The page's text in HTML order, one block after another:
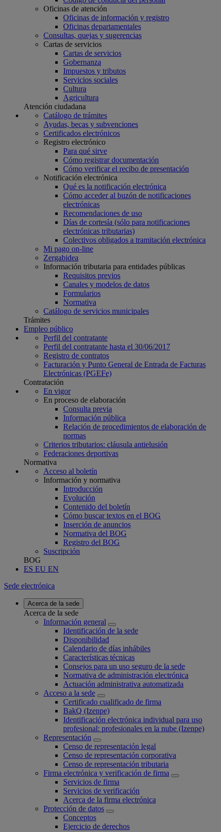
Oficinas de atención
Oficinas de información y registro
Oficinas departamentales
Consultas, quejas y sugerencias
Cartas de servicios
Cartas de servicios
Gobernanza
Impuestos y tributos
Servicios sociales
Cultura
Agricultura
Atención ciudadana
Catálogo de trámites
Ayudas, becas y subvenciones
Certificados electrónicos
Registro electrónico
Para qué sirve
Cómo registrar documentación
Cómo verificar el recibo de presentación
Notificación electrónica
Qué es la notificación electrónica
Cómo acceder al buzón de notificaciones
electrónicas
Recomendaciones de uso
Días de cortesía (sólo para notificaciones
electrónicas tributarias)
Colectivos obligados a tramitación electrónica
Mi pago on-line
Zergabidea
Información tributaria para entidades públicas
Requisitos previos
Canales y modelos de datos
Formularios
Normativa
Catálogo de servicios municipales
Trámites
Empleo público
Perfil del contratante
Perfil del contratante hasta el 30/06/2017
Registro de contratos
Facturación y Punto General de Entrada de Facturas
Electrónicas (PGEFe)
Contratación
En vigor
En proceso de elaboración
Consulta previa
Información pública
Relación de procedimientos de elaboración de
normas
Criterios tributarios: cláusula antielusión
Federaciones deportivas
Normativa
Acceso al boletín
Información y normativa
Introducción
Evolución
Contenido del boletín
Cómo buscar textos en el BOG
Inserción de anuncios
Normativa del BOG
Registro del BOG
Suscripción
BOG
ES EU EN
Sede electrónica
Acerca de la sede
Acerca de la sede
Información general
Identificación de la sede
Disponibilidad
Calendario de días inhábiles
Características técnicas
Consejos para un uso seguro de la sede
Normativa de administración electrónica
Actuación administrativa automatizada
Acceso a la sede
Certificado cualificado de firma
BakQ (Izenpe)
Identificación electrónica individual para uso
profesional: profesionales en la nube (Izenpe)
Representación
Censo de representación legal
Censo de representación corporativa
Censo de representación tributaria
Firma electrónica y verificación de firma
Servicios de firma
Servicios de verificación
Acerca de la firma electrónica
Protección de datos
Conceptos
Ejercicio de derechos